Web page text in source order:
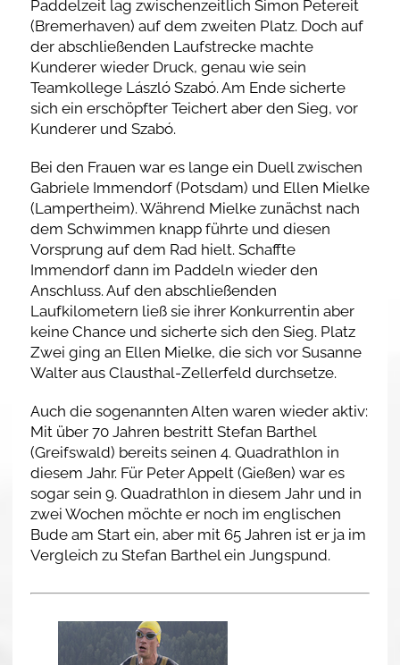
Paddelzeit lag zwischenzeitlich Simon Petereit
(Bremerhaven) auf dem zweiten Platz. Doch auf
der abschließenden Laufstrecke machte
Kunderer wieder Druck, genau wie sein
Teamkollege László Szabó. Am Ende sicherte
sich ein erschöpfter Teichert aber den Sieg, vor
Kunderer und Szabó.
Bei den Frauen war es lange ein Duell zwischen
Gabriele Immendorf (Potsdam) und Ellen Mielke
(Lampertheim). Während Mielke zunächst nach
dem Schwimmen knapp führte und diesen
Vorsprung auf dem Rad hielt. Schaffte
Immendorf dann im Paddeln wieder den
Anschluss. Auf den abschließenden
Laufkilometern ließ sie ihrer Konkurrentin aber
keine Chance und sicherte sich den Sieg. Platz
Zwei ging an Ellen Mielke, die sich vor Susanne
Walter aus Clausthal-Zellerfeld durchsetze.
Auch die sogenannten Alten waren wieder aktiv:
Mit über 70 Jahren bestritt Stefan Barthel
(Greifswald) bereits seinen 4. Quadrathlon in
diesem Jahr. Für Peter Appelt (Gießen) war es
sogar sein 9. Quadrathlon in diesem Jahr und in
zwei Wochen möchte er noch im englischen
Bude am Start ein, aber mit 65 Jahren ist er ja im
Vergleich zu Stefan Barthel ein Jungspund.